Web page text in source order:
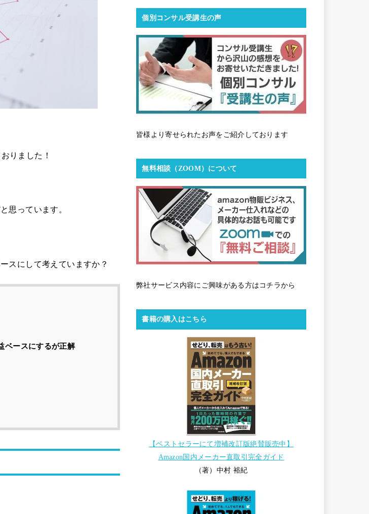
りました！
思っています。
スにして考えていますか？
ベースにするが正解
個別コンサル受講生の声
皆様より寄せられたお声をご紹介しております
無料相談（ZOOM）について
弊社サービス内容にご興味がある方はコチラから
書籍の購入はこちら
【ベストセラーにて増補改訂版絶賛販売中】
Amazon国内メーカー直取引完全ガイド
（著）中村 裕紀